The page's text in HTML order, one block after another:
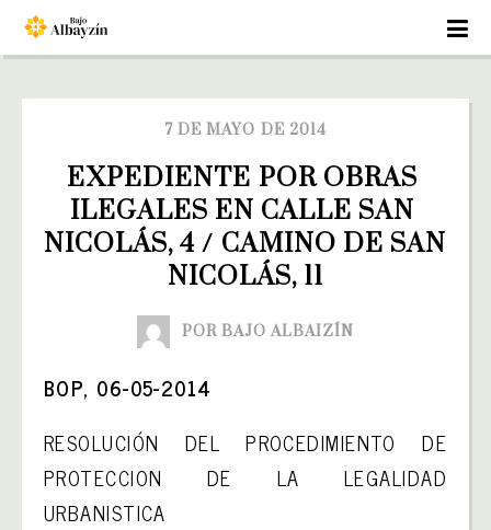
7 DE MAYO DE 2014
EXPEDIENTE POR OBRAS
ILEGALES EN CALLE SAN
NICOLÁS, 4 / CAMINO DE SAN
NICOLÁS, 11
POR BAJO ALBAIZÍN
BOP, 06-05-2014
RESOLUCIÓN DEL PROCEDIMIENTO DE
PROTECCION DE LA LEGALIDAD
URBANISTICA